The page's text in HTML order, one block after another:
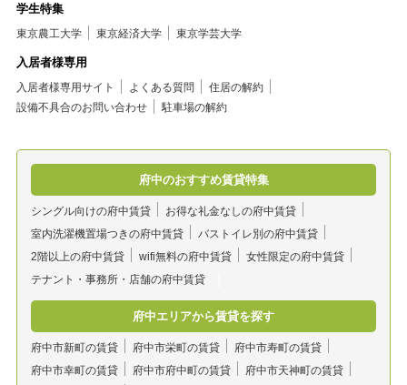
学生特集
東京農工大学 東京経済大学 東京学芸大学
入居者様専用
入居者様専用サイト よくある質問
住居の解約
設備不具合のお問い合わせ
駐車場の解約
府中のおすすめ賃貸特集
シングル向けの府中賃貸
お得な礼金なしの府中賃貸
室内洗濯機置場つきの府中賃貸
バストイレ別の府中賃貸
2階以上の府中賃貸
wifi無料の府中賃貸
女性限定の府中賃貸
テナント・事務所・店舗の府中賃貸
府中エリアから賃貸を探す
府中市新町の賃貸 府中市栄町の賃貸
府中市寿町の賃貸
府中市幸町の賃貸
府中市府中町の賃貸
府中市天神町の賃貸